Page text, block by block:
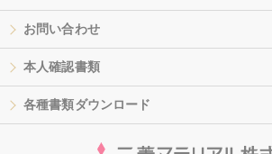
お問い合わせ
本人確認書類
各種書類ダウンロード